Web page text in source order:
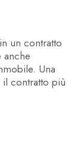
un contratto
Una
il contratto più